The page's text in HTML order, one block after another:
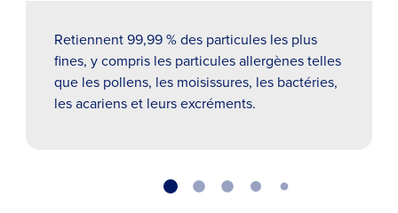
Retiennent 99,99 % des particules les plus
fines, y compris les particules allergènes telles
que les pollens, les moisissures, les bactéries,
les acariens et leurs excréments.